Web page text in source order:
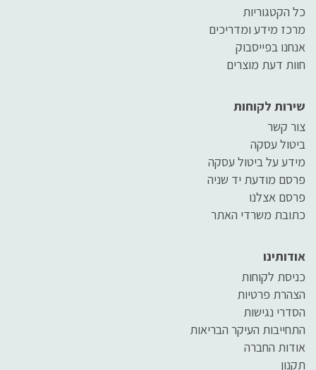
כל הקטגוריות
מרכז מידע ומדריכים
אנחנו בפייסבוק
חוות דעת מוצרים
שירות לקוחות
צור קשר
ביטול עסקה
מידע על ביטול עסקה
פרסם מודעת יד שניה
פרסם אצלנו
כתובת משרדי האתר
אודותינו
כניסת לקוחות
הצהרת פרטיות
הסדרי נגישות
התחייבות העיקר הבריאות
אודות החברה
תקנון